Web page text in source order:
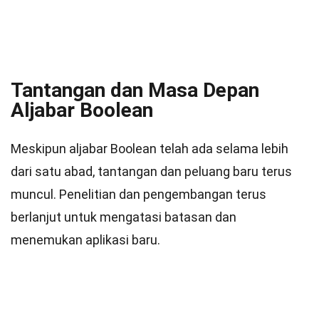
Tantangan dan Masa Depan
Aljabar Boolean
Meskipun aljabar Boolean telah ada selama lebih
dari satu abad, tantangan dan peluang baru terus
muncul. Penelitian dan pengembangan terus
berlanjut untuk mengatasi batasan dan
menemukan aplikasi baru.